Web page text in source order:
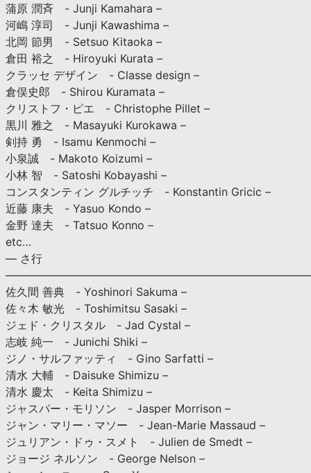
蒲原 潤斉 - Junji Kamahara –
河嶋 淳司 - Junji Kawashima –
北岡 節男 - Setsuo Kitaoka –
倉田 裕之 - Hiroyuki Kurata –
クラッセ デザイン - Classe design –
倉俣史郎 - Shirou Kuramata –
クリストフ・ピエ - Christophe Pillet –
黒川 雅之 - Masayuki Kurokawa –
剣持 勇 - Isamu Kenmochi –
小泉誠 - Makoto Koizumi –
小林 智 - Satoshi Kobayashi –
コンスタンティン グルチッチ - Konstantin Gricic –
近藤 康夫 - Yasuo Kondo –
金野 達夫 - Tatsuo Konno –
etc…
— さ行
佐久間 善典 - Yoshinori Sakuma –
佐々木 敏光 - Toshimitsu Sasaki –
ジェド・クリスタル - Jad Cystal –
志岐 純一 - Junichi Shiki –
ジノ・サルファッティ - Gino Sarfatti –
清水 大輔 - Daisuke Shimizu –
清水 慶太 - Keita Shimizu –
ジャスパー・モリソン - Jasper Morrison –
ジャン・マリー・マソー - Jean-Marie Massaud –
ジュリアン・ドゥ・スメト - Julien de Smedt –
ジョージ ネルソン - George Nelson –